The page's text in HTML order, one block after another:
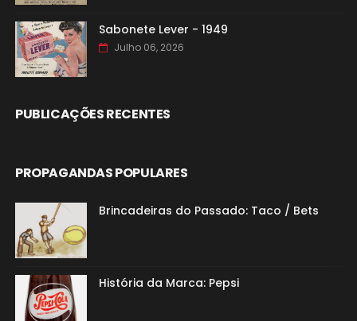
Sabonete Lever - 1949
Julho 06, 2026
PUBLICAÇÕES RECENTES
PROPAGANDAS POPULARES
Brincadeiras do Passado: Taco / Bets
História da Marca: Pepsi